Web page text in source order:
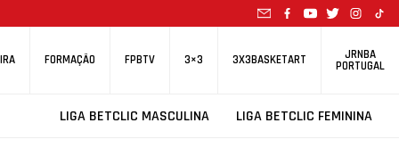
FORMAÇÃO FPBTV 3×3 3X3BASKETART JRNBA
PORTUGAL
LIGA BETCLIC MASCULINA LIGA BETCLIC FEMININA